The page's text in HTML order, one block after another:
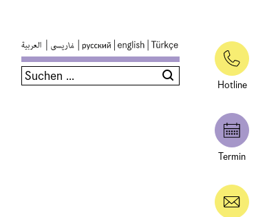
Hotline
Termin